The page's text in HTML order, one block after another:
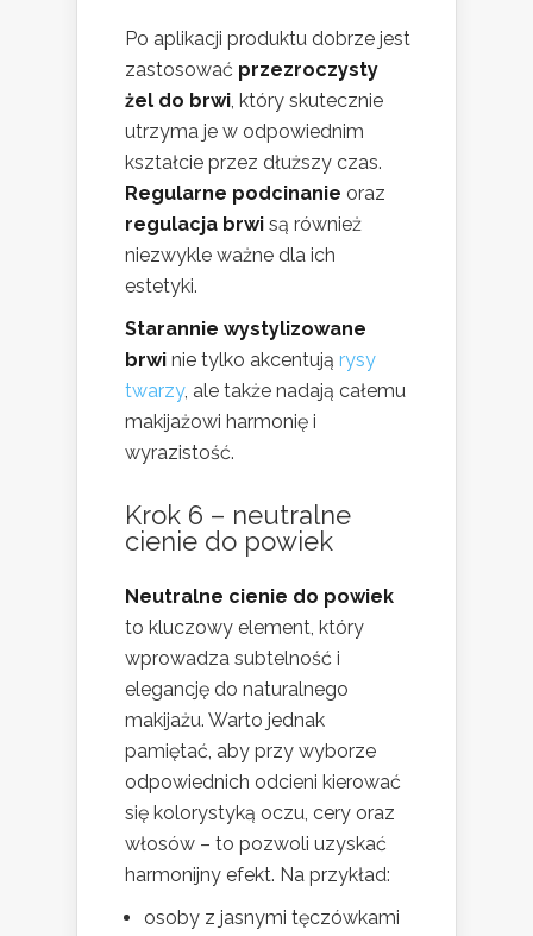
Po aplikacji produktu dobrze jest
zastosować przezroczysty
żel do brwi, który skutecznie
utrzyma je w odpowiednim
kształcie przez dłuższy czas.
Regularne podcinanie oraz
regulacja brwi są również
niezwykle ważne dla ich
estetyki.
Starannie wystylizowane
brwi nie tylko akcentują rysy
twarzy, ale także nadają całemu
makijażowi harmonię i
wyrazistość.
Krok 6 – neutralne
cienie do powiek
Neutralne cienie do powiek
to kluczowy element, który
wprowadza subtelność i
elegancję do naturalnego
makijażu. Warto jednak
pamiętać, aby przy wyborze
odpowiednich odcieni kierować
się kolorystyką oczu, cery oraz
włosów – to pozwoli uzyskać
harmonijny efekt. Na przykład:
osoby z jasnymi tęczówkami